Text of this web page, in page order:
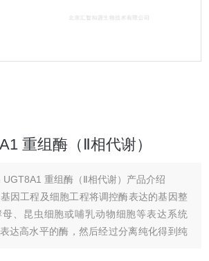
重组酶（Ⅱ相代谢）
UGT8A1 重组酶（Ⅱ相代谢）产品介绍
因工程及细胞工程将调控酶表达的基因整
、昆虫细胞或哺乳动物细胞等表达系统
达高水平的酶，然后经过分离纯化得到纯